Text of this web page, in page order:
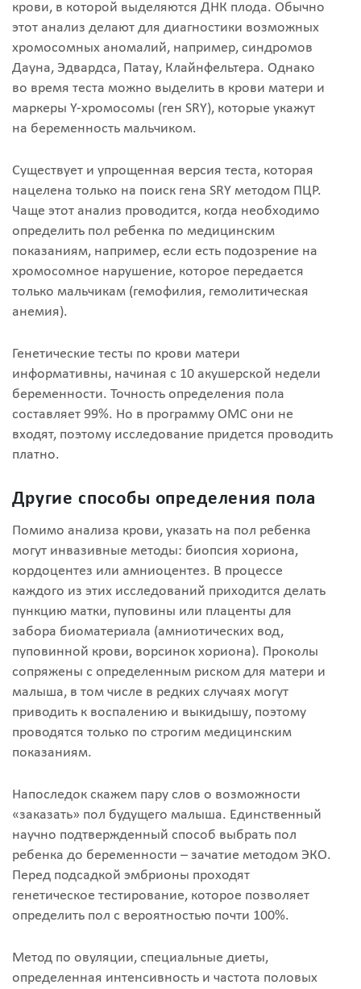
крови, в которой выделяются ДНК плода. Обычно
этот анализ делают для диагностики возможных
хромосомных аномалий, например, синдромов
Дауна, Эдвардса, Патау, Клайнфельтера. Однако
во время теста можно выделить в крови матери и
маркеры Y-хромосомы (ген SRY), которые укажут
на беременность мальчиком.
Существует и упрощенная версия теста, которая
нацелена только на поиск гена SRY методом ПЦР.
Чаще этот анализ проводится, когда необходимо
определить пол ребенка по медицинским
показаниям, например, если есть подозрение на
хромосомное нарушение, которое передается
только мальчикам (гемофилия, гемолитическая
анемия).
Генетические тесты по крови матери
информативны, начиная с 10 акушерской недели
беременности. Точность определения пола
составляет 99%. Но в программу ОМС они не
входят, поэтому исследование придется проводить
платно.
Другие способы определения пола
Помимо анализа крови, указать на пол ребенка
могут инвазивные методы: биопсия хориона,
кордоцентез или амниоцентез. В процессе
каждого из этих исследований приходится делать
пункцию матки, пуповины или плаценты для
забора биоматериала (амниотических вод,
пуповинной крови, ворсинок хориона). Проколы
сопряжены с определенным риском для матери и
малыша, в том числе в редких случаях могут
приводить к воспалению и выкидышу, поэтому
проводятся только по строгим медицинским
показаниям.
Напоследок скажем пару слов о возможности
«заказать» пол будущего малыша. Единственный
научно подтвержденный способ выбрать пол
ребенка до беременности – зачатие методом ЭКО.
Перед подсадкой эмбрионы проходят
генетическое тестирование, которое позволяет
определить пол с вероятностью почти 100%.
Метод по овуляции, специальные диеты,
определенная интенсивность и частота половых